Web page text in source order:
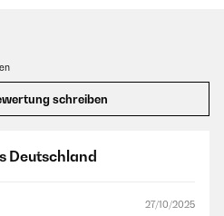
schreiben
Deutschland
27/10/2025